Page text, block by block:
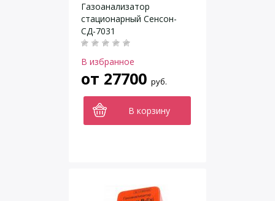
Газоанализатор
стационарный Сенсон-
СД-7031
В избранное
от 27700 руб.
В корзину